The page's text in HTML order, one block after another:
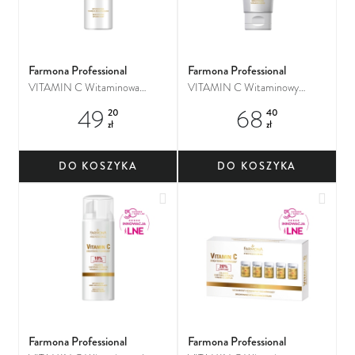
Farmona Professional
VITAMIN C Witaminowa
49 20
zł
DO KOSZYKA
Farmona Professional
VITAMIN C Witaminowy
68 40
zł
DO KOSZYKA
Farmona Professional Farmona Professional